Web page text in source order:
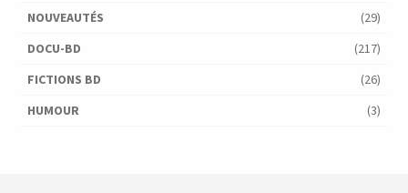
NOUVEAUTÉS
(29)
DOCU-BD
(217)
FICTIONS BD
(26)
HUMOUR
(3)